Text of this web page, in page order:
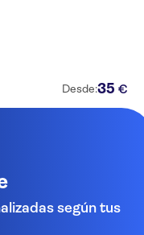
Desde:35 €
según tus